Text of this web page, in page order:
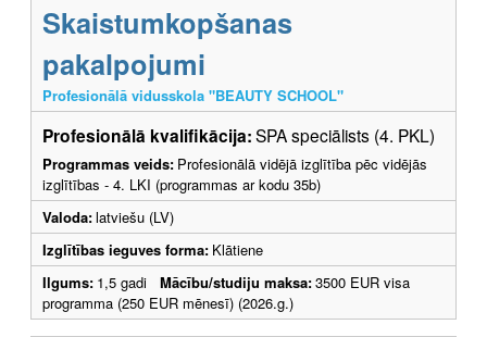
Skaistumkopšanas
pakalpojumi
Profesionālā vidusskola "BEAUTY SCHOOL"
Profesionālā kvalifikācija:SPA speciālists (4. PKL)
Programmas veids: Profesionālā vidējā izglītība pēc vidējās
izglītības - 4. LKI (programmas ar kodu 35b)
Valoda:latviešu (LV)
Izglītības ieguves forma: Klātiene
Ilgums: 1,5 gadi Mācību/studiju maksa:3500 EUR visa
programma (250 EUR mēnesī) (2026.g.)